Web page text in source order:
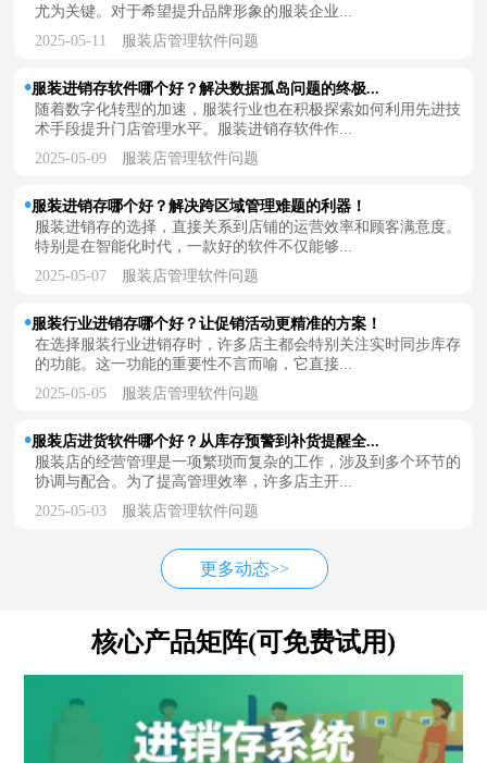
尤为关键。对于希望提升品牌形象的服装企业...
2025-05-11 服装店管理软件问题
服装进销存软件哪个好？解决数据孤岛问题的终极...
随着数字化转型的加速，服装行业也在积极探索如何利用先进技
术手段提升门店管理水平。服装进销存软件作...
2025-05-09 服装店管理软件问题
服装进销存哪个好？解决跨区域管理难题的利器！
服装进销存的选择，直接关系到店铺的运营效率和顾客满意度。
特别是在智能化时代，一款好的软件不仅能够...
2025-05-07 服装店管理软件问题
服装行业进销存哪个好？让促销活动更精准的方案！
在选择服装行业进销存时，许多店主都会特别关注实时同步库存
的功能。这一功能的重要性不言而喻，它直接...
2025-05-05 服装店管理软件问题
服装店进货软件哪个好？从库存预警到补货提醒全...
服装店的经营管理是一项繁琐而复杂的工作，涉及到多个环节的
协调与配合。为了提高管理效率，许多店主开...
2025-05-03 服装店管理软件问题
更多动态>>
核心产品矩阵(可免费试用)